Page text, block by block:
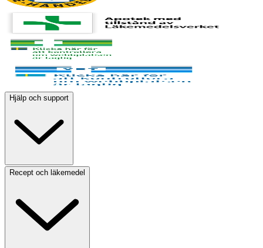
Hjälp och support
Recept och läkemedel